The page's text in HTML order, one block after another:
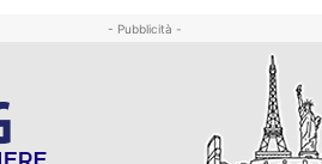
- Pubblicità -